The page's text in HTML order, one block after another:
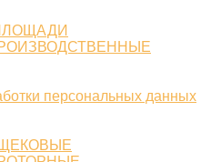
персональных данных